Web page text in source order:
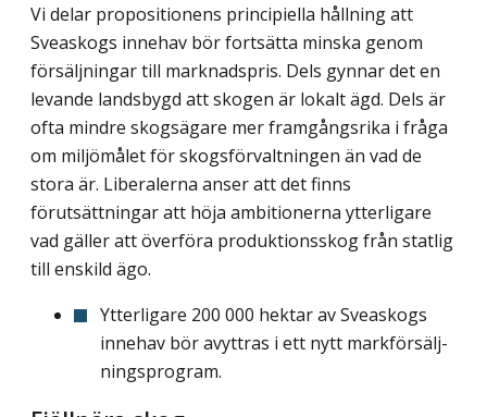
Vi delar propositionens principiella hållning att
Sveaskogs innehav bör fortsätta minska genom
försäljningar till marknadspris. Dels gynnar det en
levande landsbygd att skogen är lokalt ägd. Dels är
ofta mindre skogsägare mer framgångsrika i fråga
om miljömålet för skogsförvaltningen än vad de
stora är. Liberalerna anser att det finns
förutsättningar att höja ambitionerna ytterligare
vad gäller att överföra produktionsskog från statlig
till enskild ägo.
Ytterligare 200 000 hektar av Sveaskogs
innehav bör avyttras i ett nytt markförsälj­
ningsprogram.